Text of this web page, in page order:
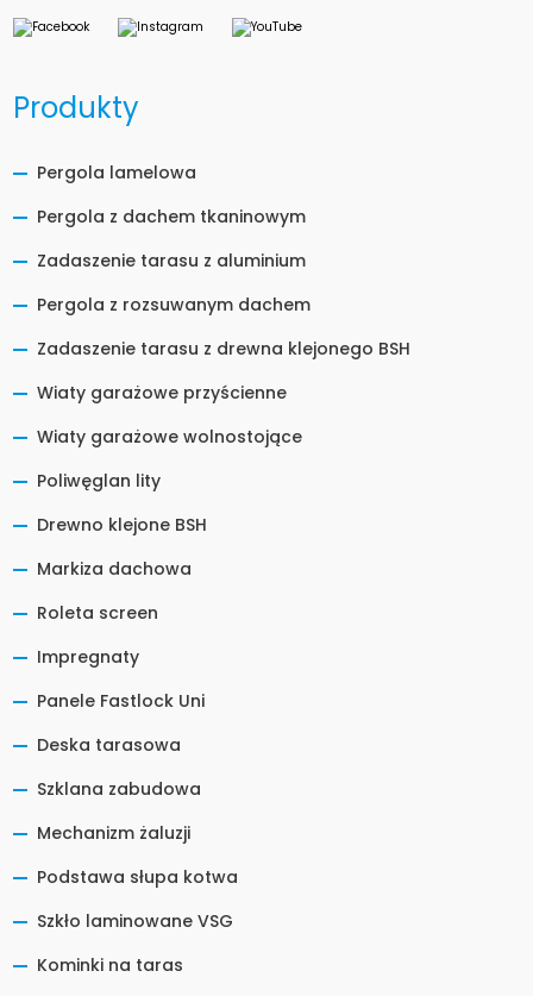
Produkty
Pergola lamelowa
Pergola z dachem tkaninowym
Zadaszenie tarasu z aluminium
Pergola z rozsuwanym dachem
Zadaszenie tarasu z drewna klejonego BSH
Wiaty garażowe przyścienne
Wiaty garażowe wolnostojące
Poliwęglan lity
Drewno klejone BSH
Markiza dachowa
Roleta screen
Impregnaty
Panele Fastlock Uni
Deska tarasowa
Szklana zabudowa
Mechanizm żaluzji
Podstawa słupa kotwa
Szkło laminowane VSG
Kominki na taras